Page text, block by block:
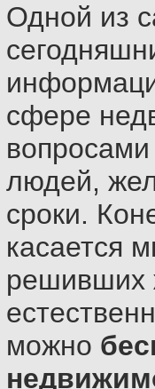
Одной из
сфере
людей,
сроки.
касается
решивших
можно